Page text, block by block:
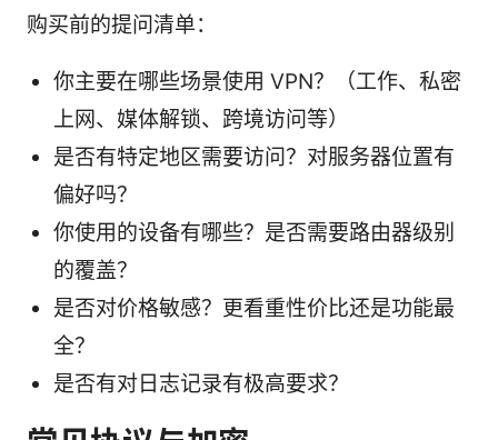
购买前的提问清单：
你主要在哪些场景使用 VPN？（工作、私密
上网、媒体解锁、跨境访问等）
是否有特定地区需要访问？对服务器位置有
偏好吗？
你使用的设备有哪些？是否需要路由器级别
的覆盖？
是否对价格敏感？更看重性价比还是功能最
全？
是否有对日志记录有极高要求？